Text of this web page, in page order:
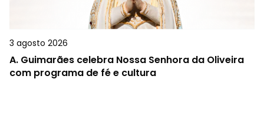
3 agosto 2026
A. Guimarães celebra Nossa Senhora da Oliveira
com programa de fé e cultura